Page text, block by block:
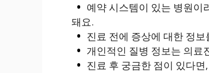
예약 시스템이 있는 병원이
돼요.
진료 전에 증상에 대한 정
개인적인 질병 정보는 의료
진료 후 궁금한 점이 있다